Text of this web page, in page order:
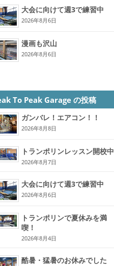
大会に向けて週3で練習中
2026年8月6日
漫画も沢山
2026年8月6日
To Peak Garage の投稿
ガンバレ！エアコン！！
2026年8月8日
トランポリンレッスン開校中
2026年8月7日
大会に向けて週3で練習中
2026年8月6日
トランポリンで夏休みを満
喫！
2026年8月4日
酷暑・猛暑のお休みでした